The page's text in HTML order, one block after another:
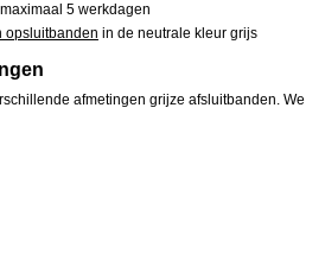
5 werkdagen
opsluitbanden in de neutrale kleur grijs
afmetingen grijze afsluitbanden. We